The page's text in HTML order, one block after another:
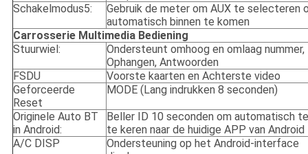
Schakelmodus5:
Gebruik de meter om AUX te selecteren
automatisch binnen te komen
Carrosserie Multimedia Bediening
Stuurwiel:
Ondersteunt omhoog en omlaag nummer,
Ophangen, Antwoorden
FSDU
Voorste kaarten en Achterste video
Geforceerde
Reset
MODE (Lang indrukken 8 seconden)
Originele Auto BT
in Android:
Beller ID 10 seconden om automatisch
te keren naar de huidige APP van Android
A/C DISP
Ondersteuning op het Android-interface